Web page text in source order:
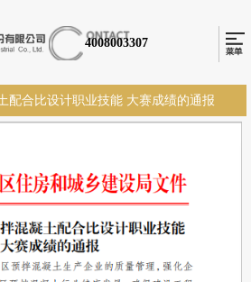
4008003307
配合比设计职业技能 大赛成绩的通报